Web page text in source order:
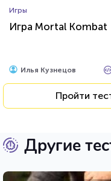
Игры
Игра Mortal Kombat
Илья Кузнецов
Пройти
Другие